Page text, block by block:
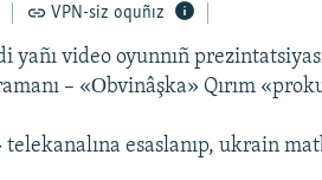
VPN-siz oquñız
yañı video oyunnıñ
– «Оbvinâşka» Qırım
telekanalına esaslanıp, ukrain